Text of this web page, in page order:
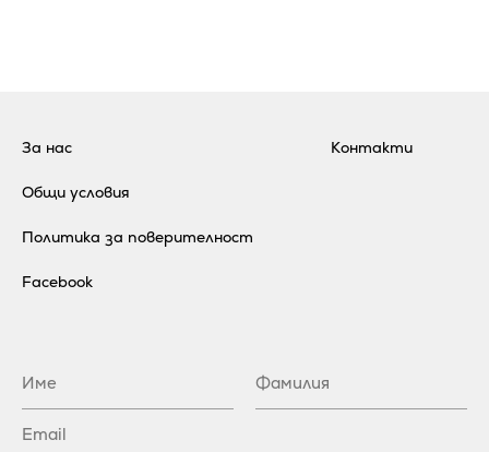
За нас
Общи условия
Политика за поверителност
Контакти
Facebook